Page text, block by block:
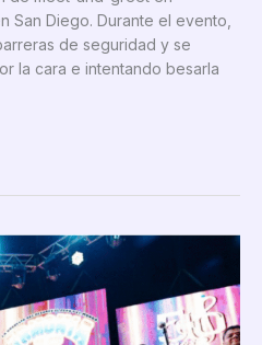
San Diego. Durante el evento,
de seguridad y se
la cara e intentando besarla